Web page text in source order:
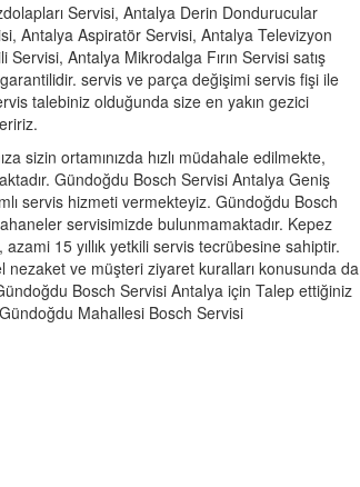
Servisi, Antalya Derin Dondurucular
Antalya Aspiratör Servisi, Antalya Televizyon
Antalya Mikrodalga Fırın Servisi satış
servis ve parça değişimi servis fişi ile
talebiniz olduğunda size en yakın gezici
sizin ortamınızda hızlı müdahale edilmekte,
Gündoğdu Bosch Servisi Antalya Geniş
servis hizmeti vermekteyiz. Gündoğdu Bosch
servisimizde bulunmamaktadır. Kepez
15 yıllık yetkili servis tecrübesine sahiptir.
ve müşteri ziyaret kuralları konusunda da
Bosch Servisi Antalya için Talep ettiğiniz
Gündoğdu Mahallesi Bosch Servisi